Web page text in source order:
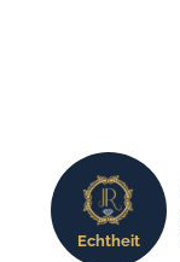
Echtheit